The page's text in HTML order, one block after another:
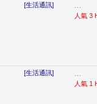
[生活通訊] ...
人氣 3
[生活通訊] ...
人氣 1